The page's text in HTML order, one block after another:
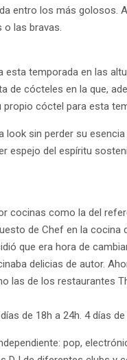
entro los más golosos.
las bravas.
esta temporada en las
de cócteles en la que,
cóctel para esta
sin perder su esencia
espejo del espíritu
cocinas como la del
de Chef en la
que era hora de
delicias de autor.
las de los restaurantes
de 18h a 24h. 4 días
pop,